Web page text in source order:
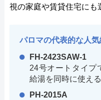
視の家庭や賃貸住宅にも
パロマの代表的な人
FH-2423SAW-1
24号オートタイプ
給湯を同時に使え
PH-2015A